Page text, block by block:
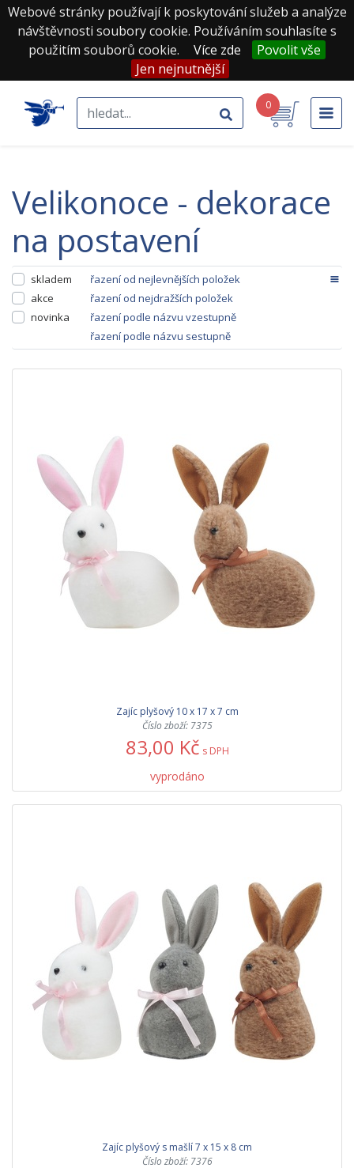
Webové stránky používají k poskytování služeb a analýze
návštěvnosti soubory cookie. Používáním souhlasíte s
použitím souborů cookie.
Více zde
Povolit vše
Jen nejnutnější
0
velikonoce - dekorace
na postavení
skladem
akce
novinka
řazení od nejlevnějších položek
řazení od nejdražších položek
řazení podle názvu vzestupně
řazení podle názvu sestupně
Zajíc plyšový 10 x 17 x 7 cm
Číslo zboží: 7375
83,00 Kč s DPH
vyprodáno
Zajíc plyšový s mašlí 7 x 15 x 8 cm
Číslo zboží: 7376